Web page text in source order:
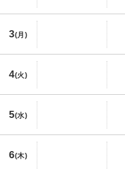
3(月)
4(火)
5(水)
6(木)